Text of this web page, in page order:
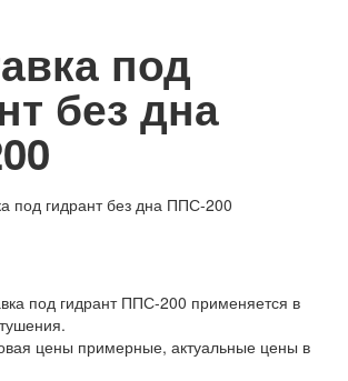
ОП
ОВП
под
без дна
под гидрант ППС-200 применяется в
цены примерные, актуальные цены в